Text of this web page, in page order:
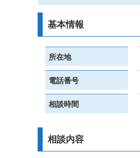
基本情報
所在地
電話番号
相談時間
相談内容